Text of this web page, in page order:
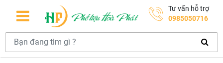
Tư vấn hỗ trợ
0985050716